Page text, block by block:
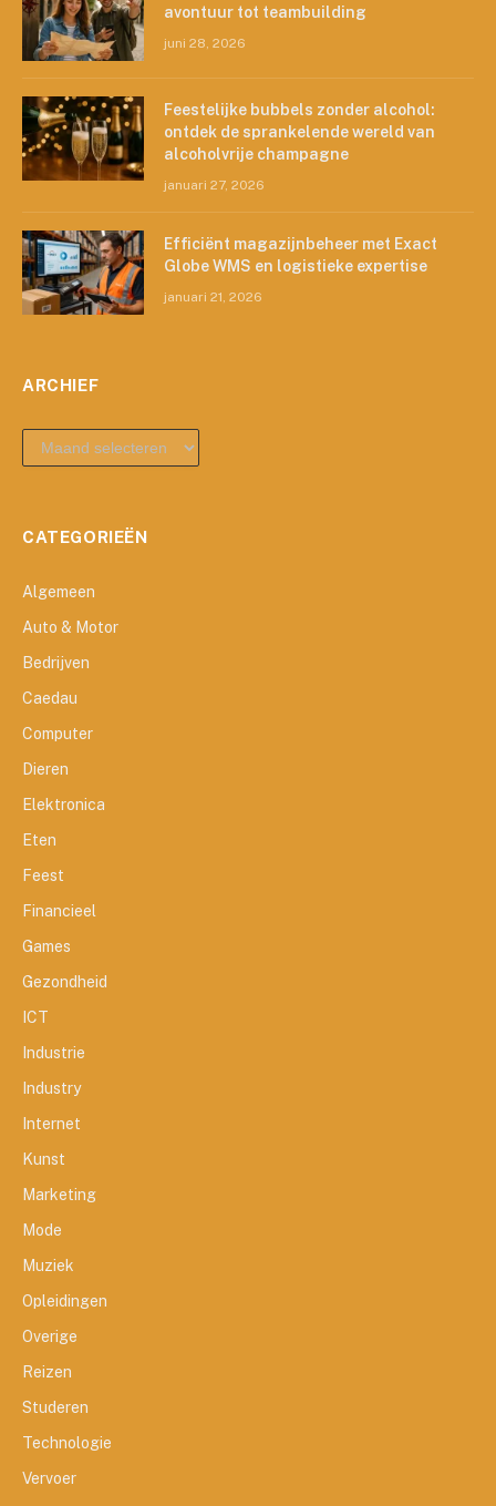
avontuur tot teambuilding
juni 28, 2026
Feestelijke bubbels zonder alcohol:
ontdek de sprankelende wereld van
alcoholvrije champagne
januari 27, 2026
Efficiënt magazijnbeheer met Exact
Globe WMS en logistieke expertise
januari 21, 2026
ARCHIEF
archief
CATEGORIEËN
Algemeen
Auto & Motor
Bedrijven
Caedau
Computer
Dieren
Elektronica
Eten
Feest
Financieel
Games
Gezondheid
ICT
Industrie
Industry
Internet
Kunst
Marketing
Mode
Muziek
Opleidingen
Overige
Reizen
Studeren
Technologie
Vervoer